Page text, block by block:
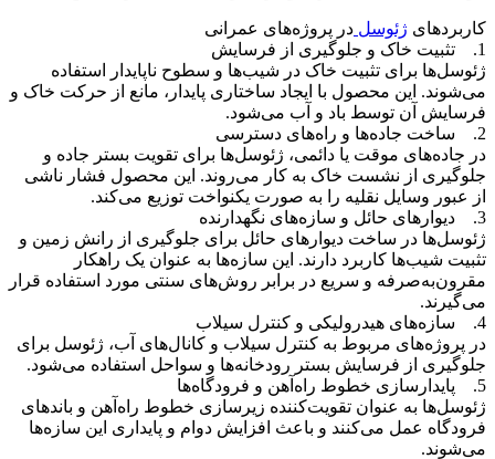
کاربردهای ژئوسل در پروژه‌های عمرانی
1. تثبیت خاک و جلوگیری از فرسایش
ژئوسل‌ها برای تثبیت خاک در شیب‌ها و سطوح ناپایدار استفاده
می‌شوند. این محصول با ایجاد ساختاری پایدار، مانع از حرکت خاک و
فرسایش آن توسط باد و آب می‌شود.
2. ساخت جاده‌ها و راه‌های دسترسی
در جاده‌های موقت یا دائمی، ژئوسل‌ها برای تقویت بستر جاده و
جلوگیری از نشست خاک به کار می‌روند. این محصول فشار ناشی
از عبور وسایل نقلیه را به صورت یکنواخت توزیع می‌کند.
3. دیوارهای حائل و سازه‌های نگهدارنده
ژئوسل‌ها در ساخت دیوارهای حائل برای جلوگیری از رانش زمین و
تثبیت شیب‌ها کاربرد دارند. این سازه‌ها به عنوان یک راهکار
مقرون‌به‌صرفه و سریع در برابر روش‌های سنتی مورد استفاده قرار
می‌گیرند.
4. سازه‌های هیدرولیکی و کنترل سیلاب
در پروژه‌های مربوط به کنترل سیلاب و کانال‌های آب، ژئوسل برای
جلوگیری از فرسایش بستر رودخانه‌ها و سواحل استفاده می‌شود.
5. پایدارسازی خطوط راه‌آهن و فرودگاه‌ها
ژئوسل‌ها به عنوان تقویت‌کننده زیرسازی خطوط راه‌آهن و باندهای
فرودگاه عمل می‌کنند و باعث افزایش دوام و پایداری این سازه‌ها
می‌شوند.